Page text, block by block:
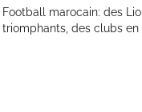
Football marocain: des
triomphants, des clubs en